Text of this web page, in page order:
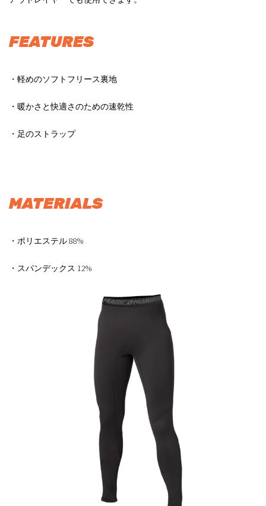
FEATURES
・軽めのソフトフリース裏地
・暖かさと快適さのための速乾性
・足のストラップ
MATERIALS
・ポリエステル 88%
・スパンデックス 12%